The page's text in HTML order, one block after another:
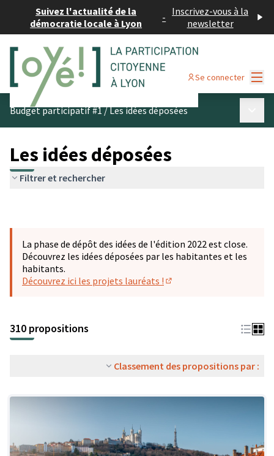
Suivez l'actualité de la
démocratie locale à Lyon
- Inscrivez-vous à la
newsletter
Se connecter
Budget participatif #1/Les idées déposées
Les idées déposées
Filtrer et rechercher
La phase de dépôt des idées de l'édition 2022 est close.
Découvrez les idées déposées par les habitantes et les
habitants.
Découvrez ici les projets lauréats !
310 propositions
Classement des propositions par :